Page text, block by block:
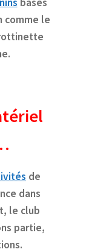
comme le
de
dans
le club
partie,